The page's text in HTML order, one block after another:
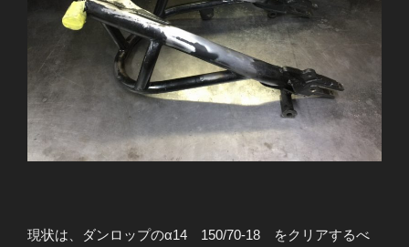
現状は、ダンロップのα14 150/70-18 をクリアするべ